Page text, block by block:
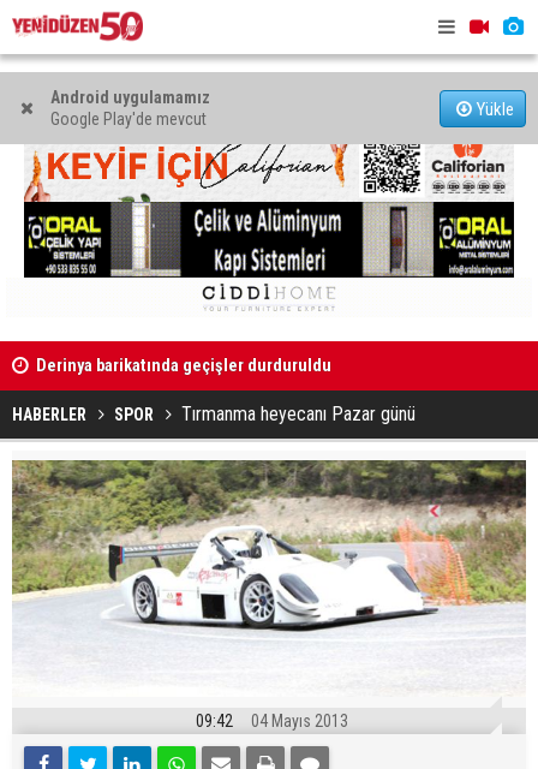
Android uygulamamız
Google Play'de mevcut
Yükle
Derinya barikatında geçişler durduruldu
HABERLER SPOR Tırmanma heyecanı Pazar günü
09:42 04 Mayıs 2013